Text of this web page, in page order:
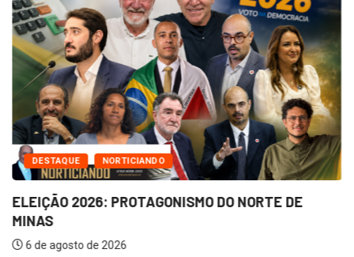
DESTAQUE NORTICIANDO
ELEIÇÃO 2026: PROTAGONISMO DO NORTE DE
MINAS
6 de agosto de 2026